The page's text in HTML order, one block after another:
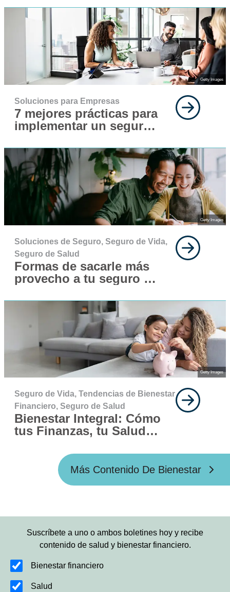
Getty Images
Soluciones para Empresas
7 mejores prácticas para
implementar un seguro
Getty Images
Soluciones de Seguro, Seguro de Vida,
Seguro de Salud
Formas de sacarle más
provecho a tu seguro de
Getty Images
Seguro de Vida, Tendencias de Bienestar
Financiero, Seguro de Salud
Bienestar Integral: Cómo
tus Finanzas, tu Salud
Trabajan en Conjunto
Más Contenido De Bienestar
Suscríbete a uno o ambos boletines hoy y recibe
contenido de salud y bienestar financiero.
Bienestar financiero
Salud